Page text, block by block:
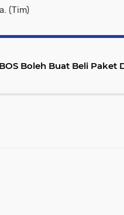
(Tim)
Boleh Buat Beli Paket